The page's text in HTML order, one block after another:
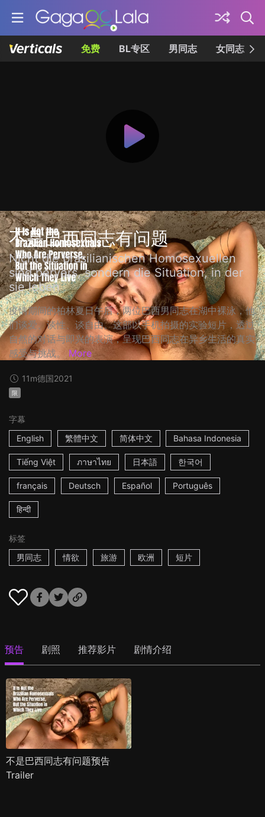
免费 BL专区 男同志 女同志
不是巴西同志有问题
Nicht die brasilianischen Homosexuellen
sind pervers, sondern die Situation, in der
sie leben
疫情期间的柏林夏日午后，两位巴西男同志在湖中裸泳，他
们谈爱、谈性、谈自由。这部以手机拍摄的实验短片，透过
自然的对话与即兴的表演，呈现巴西同志在异乡生活的真实
感受与挑战。 More
11m德国2021
限
字幕
English
繁體中文 简体中文 Bahasa Indonesia
Tiếng Việt ภาษาไทย 日本語 한국어
français Deutsch Español Português
हिन्दी
标签
男同志
情欲 旅游 欧洲 短片
预告 剧照 推荐影片 剧情介绍
不是巴西同志有问题预告
Trailer